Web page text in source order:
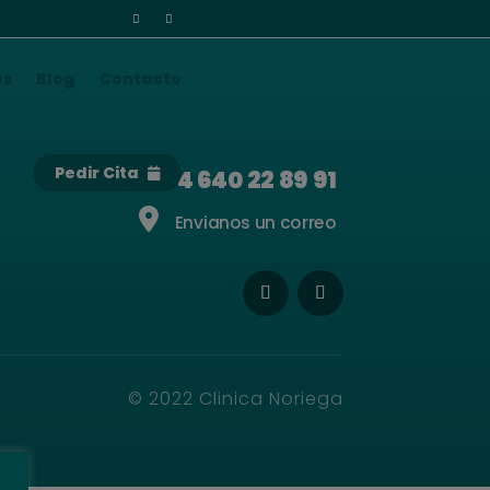
Pedir Cita +34 640 22 89 91
Envianos un correo
© 2022 Clinica Noriega